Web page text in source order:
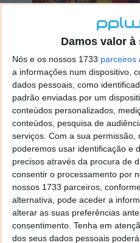
Damos valor
Nós e os nossos 1733 parceiros
a informações num dispositivo,
dados pessoais, como
padrão enviadas por um
conteúdos personalizados,
conteúdos, pesquisa de
serviços. Com a sua permissão,
poderemos usar identificação e
precisos através da procura de
consentir o processamento por
nossos 1733 parceiros,
alternativa, pode aceder a
alterar as suas preferências
consentimento. Tenha em
dos seus dados pessoais
Ultimate Edition
A Ultimate Edition
que a Edição Especial
algumas novidades:
Bonus Outfits -
providenciam